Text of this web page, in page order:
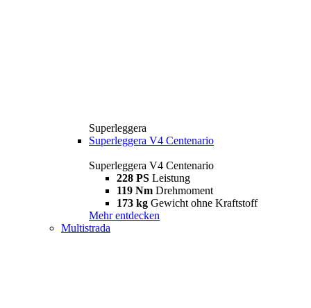
Superleggera
Superleggera V4 Centenario
Superleggera V4 Centenario
228 PS Leistung
119 Nm Drehmoment
173 kg Gewicht ohne Kraftstoff
Mehr entdecken
Multistrada